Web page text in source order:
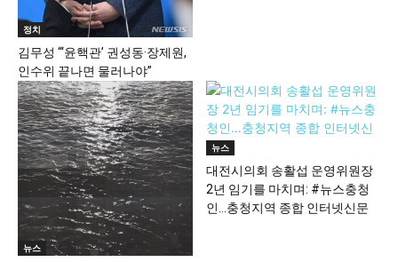
정치
김무성 “‘윤핵관’ 권성동·장제원,
인수위 끝나면 물러나야”
뉴스
뉴스
대전시의회 송활섭 운영위원장
2년 임기를 마치며: #뉴스충청
인…충청지역 종합 인터넷신문